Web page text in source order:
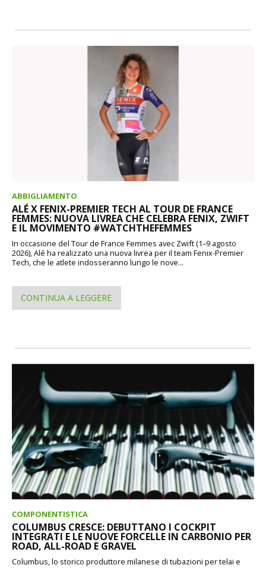
ABBIGLIAMENTO
ALÉ X FENIX-PREMIER TECH AL TOUR DE FRANCE
FEMMES: NUOVA LIVREA CHE CELEBRA FENIX, ZWIFT
E IL MOVIMENTO #WATCHTHEFEMMES
In occasione del Tour de France Femmes avec Zwift (1–9 agosto
2026), Alé ha realizzato una nuova livrea per il team Fenix-Premier
Tech, che le atlete indosseranno lungo le nove...
CONTINUA A LEGGERE
COMPONENTISTICA
COLUMBUS CRESCE: DEBUTTANO I COCKPIT
INTEGRATI E LE NUOVE FORCELLE IN CARBONIO PER
ROAD, ALL-ROAD E GRAVEL
Columbus, lo storico produttore milanese di tubazioni per telai e